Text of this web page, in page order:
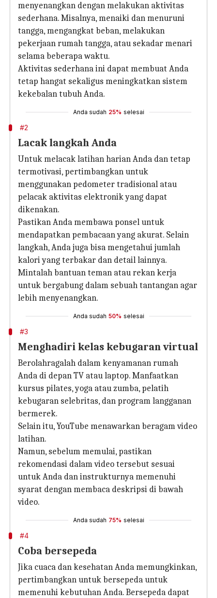
menyenangkan dengan melakukan aktivitas
sederhana. Misalnya, menaiki dan menuruni
tangga, mengangkat beban, melakukan
pekerjaan rumah tangga, atau sekadar menari
selama beberapa waktu.
Aktivitas sederhana ini dapat membuat Anda
tetap hangat sekaligus meningkatkan sistem
kekebalan tubuh Anda.
Anda sudah 25% selesai
#2
Lacak langkah Anda
Untuk melacak latihan harian Anda dan tetap
termotivasi, pertimbangkan untuk
menggunakan pedometer tradisional atau
pelacak aktivitas elektronik yang dapat
dikenakan.
Pastikan Anda membawa ponsel untuk
mendapatkan pembacaan yang akurat. Selain
langkah, Anda juga bisa mengetahui jumlah
kalori yang terbakar dan detail lainnya.
Mintalah bantuan teman atau rekan kerja
untuk bergabung dalam sebuah tantangan agar
lebih menyenangkan.
Anda sudah 50% selesai
#3
Menghadiri kelas kebugaran virtual
Berolahragalah dalam kenyamanan rumah
Anda di depan TV atau laptop. Manfaatkan
kursus pilates, yoga atau zumba, pelatih
kebugaran selebritas, dan program langganan
bermerek.
Selain itu, YouTube menawarkan beragam video
latihan.
Namun, sebelum memulai, pastikan
rekomendasi dalam video tersebut sesuai
untuk Anda dan instrukturnya memenuhi
syarat dengan membaca deskripsi di bawah
video.
Anda sudah 75% selesai
#4
Coba bersepeda
Jika cuaca dan kesehatan Anda memungkinkan,
pertimbangkan untuk bersepeda untuk
memenuhi kebutuhan Anda. Bersepeda dapat